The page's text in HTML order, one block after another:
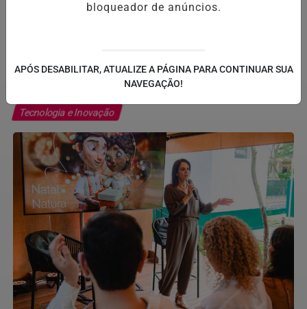
Tecnologia e Inovação
bloqueador de anúncios.
APÓS DESABILITAR, ATUALIZE A PÁGINA PARA CONTINUAR SUA
NAVEGAÇÃO!